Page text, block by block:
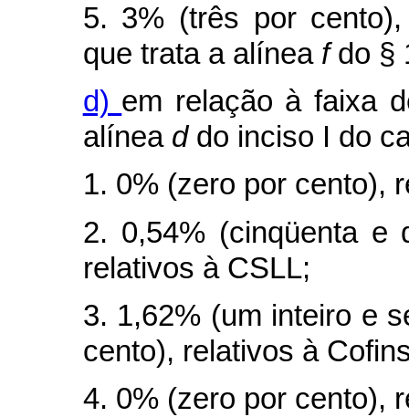
5. 3% (três por
que trata a alínea fdo §
d) em relação à faixa
alínea d do inciso I do
1. 0% (zero por cento),
2. 0,54% (cinqüenta e
relativos à CSLL;
3. 1,62% (um inteiro e
cento), relativos à
4. 0% (zero por cento),